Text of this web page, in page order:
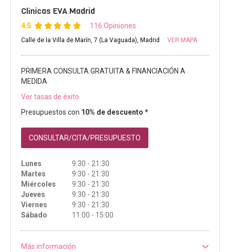
Clínicas EVA Madrid
4.5 116 Opiniones
Calle de la Villa de Marín, 7 (La Vaguada), Madrid VER MAPA
PRIMERA CONSULTA GRATUITA & FINANCIACIÓN A
MEDIDA
Ver tasas de éxito
Presupuestos con 10% de descuento *
CONSULTAR/CITA/PRESUPUESTO
Lunes
9:30 - 21:30
Martes
9:30 - 21:30
Miércoles
9:30 - 21:30
Jueves
9:30 - 21:30
Viernes
9:30 - 21:30
Sábado
11:00 - 15:00
Más información